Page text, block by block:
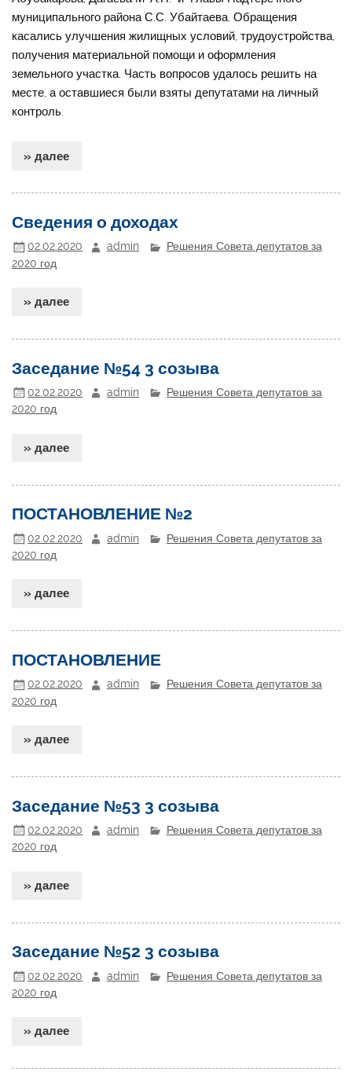
муниципального района С.С. Убайтаева. Обращения
касались улучшения жилищных условий, трудоустройства,
получения материальной помощи и оформления
земельного участка. Часть вопросов удалось решить на
месте, а оставшиеся были взяты депутатами на личный
контроль.
» далее
Сведения о доходах
02.02.2020 admin
Решения Совета депутатов за
2020 год
» далее
Заседание №54 3 созыва
02.02.2020 admin
Решения Совета депутатов за
2020 год
» далее
ПОСТАНОВЛЕНИЕ №2
02.02.2020 admin
Решения Совета депутатов за
2020 год
» далее
ПОСТАНОВЛЕНИЕ
02.02.2020 admin
Решения Совета депутатов за
2020 год
» далее
Заседание №53 3 созыва
02.02.2020 admin
Решения Совета депутатов за
2020 год
» далее
Заседание №52 3 созыва
02.02.2020 admin
Решения Совета депутатов за
2020 год
» далее